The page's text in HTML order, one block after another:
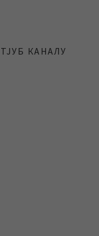
КАНАЛУ